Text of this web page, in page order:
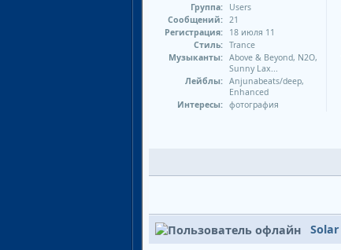
Группа:
Users
Сообщений:
21
Регистрация:
18 июля 11
Стиль:
Trance
Музыканты:
Above & Beyond, N2O,
Sunny Lax...
Лейблы:
Anjunabeats/deep,
Enhanced
Интересы:
фотография
Solar